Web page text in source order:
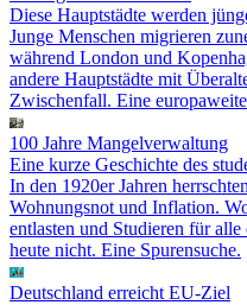
Diese Hauptstädte werden
Junge Menschen migrieren
während London und
andere Hauptstädte mit
Zwischenfall. Eine
100 Jahre Mangelverwaltung
Eine kurze Geschichte des
In den 1920er Jahren
Wohnungsnot und Inflation.
entlasten und Studieren für
heute nicht. Eine Spurensuche.
Deutschland erreicht EU-Ziel